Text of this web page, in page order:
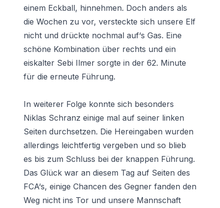
einem Eckball, hinnehmen. Doch anders als
die Wochen zu vor, versteckte sich unsere Elf
nicht und drückte nochmal auf‘s Gas. Eine
schöne Kombination über rechts und ein
eiskalter Sebi Ilmer sorgte in der 62. Minute
für die erneute Führung.
In weiterer Folge konnte sich besonders
Niklas Schranz einige mal auf seiner linken
Seiten durchsetzen. Die Hereingaben wurden
allerdings leichtfertig vergeben und so blieb
es bis zum Schluss bei der knappen Führung.
Das Glück war an diesem Tag auf Seiten des
FCA‘s, einige Chancen des Gegner fanden den
Weg nicht ins Tor und unsere Mannschaft